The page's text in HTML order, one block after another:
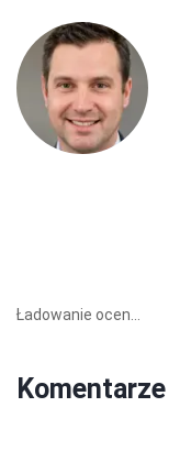
Ładowanie ocen...
Komentarze